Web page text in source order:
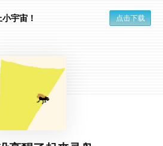
宇宙！ 点击下载